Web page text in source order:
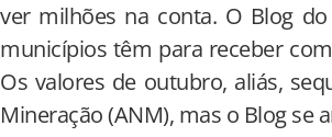
ver milhões na conta. O Blog
municípios têm para receber
Os valores de outubro, aliás,
Mineração (ANM), mas o Blog se